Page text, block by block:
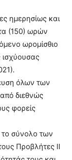
ημερησίως και
(150) ωρών
ωρομίσθιο
όλων των
διεθνώς
φορείς
το σύνολο των
Προβλήτες ΙΙ